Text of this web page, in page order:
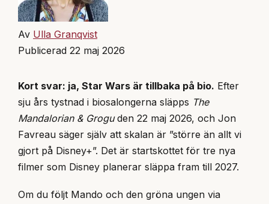
Av Ulla Granqvist
Publicerad 22 maj 2026
Kort svar: ja, Star Wars är tillbaka på bio. Efter
sju års tystnad i biosalongerna släpps The
Mandalorian & Groguden 22 maj 2026, och Jon
Favreau säger själv att skalan är ”större än allt vi
gjort på Disney+”. Det är startskottet för tre nya
filmer som Disney planerar släppa fram till 2027.
Om du följt Mando och den gröna ungen via